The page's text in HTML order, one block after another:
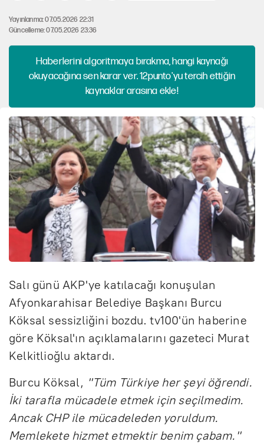
Yayınlanma: 07.05.2026 22:31
Güncelleme: 07.05.2026 23:36
Haberlerini algoritmaya bırakma, hangi kaynağı
okuyacağına sen karar ver. 12punto'yu tercih ettiğin
kaynaklar arasına ekle!
Salı günü AKP'ye katılacağı konuşulan
Afyonkarahisar Belediye Başkanı Burcu
Köksal sessizliğini bozdu. tv100'ün haberine
göre Köksal'ın açıklamalarını gazeteci Murat
Kelkitlioğlu aktardı.
Burcu Köksal, "Tüm Türkiye her şeyi öğrendi.
İki tarafla mücadele etmek için seçilmedim.
Ancak CHP ile mücadeleden yoruldum.
Memlekete hizmet etmektir benim çabam."